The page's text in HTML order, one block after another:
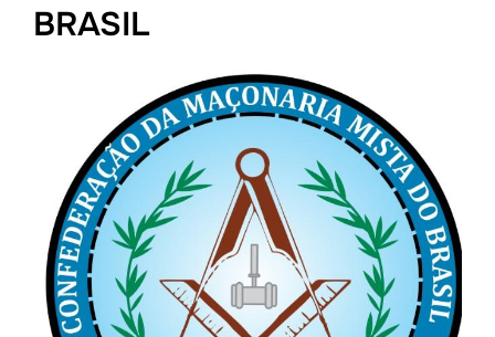
BRASIL